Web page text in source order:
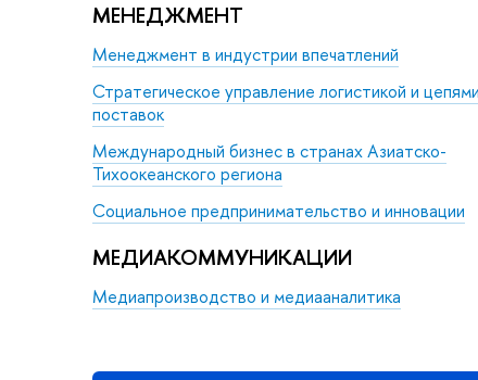
МЕНЕДЖМЕНТ
Менеджмент в индустрии впечатлений
Стратегическое управление логистикой и цепями
поставок
Международный бизнес в странах Азиатско-
Тихоокеанского региона
Социальное предпринимательство и инновации
МЕДИАКОММУНИКАЦИИ
Медиапроизводство и медиааналитика